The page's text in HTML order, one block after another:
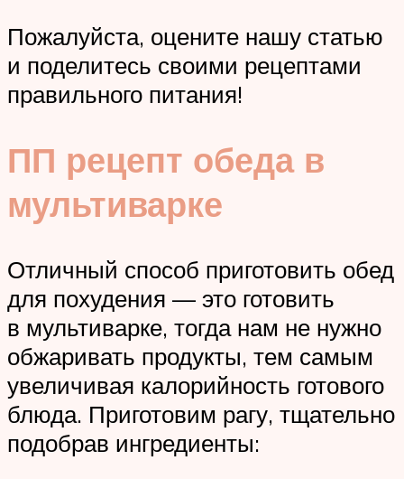
Пожалуйста, оцените нашу статью
и поделитесь своими рецептами
правильного питания!
ПП рецепт обеда в
мультиварке
Отличный способ приготовить обед
для похудения — это готовить
в мультиварке, тогда нам не нужно
обжаривать продукты, тем самым
увеличивая калорийность готового
блюда. Приготовим рагу, тщательно
подобрав ингредиенты: